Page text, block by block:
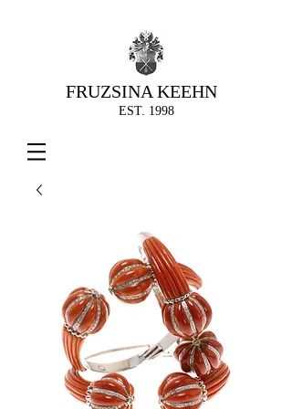
FRUZSINA KEEHN
EST. 1998